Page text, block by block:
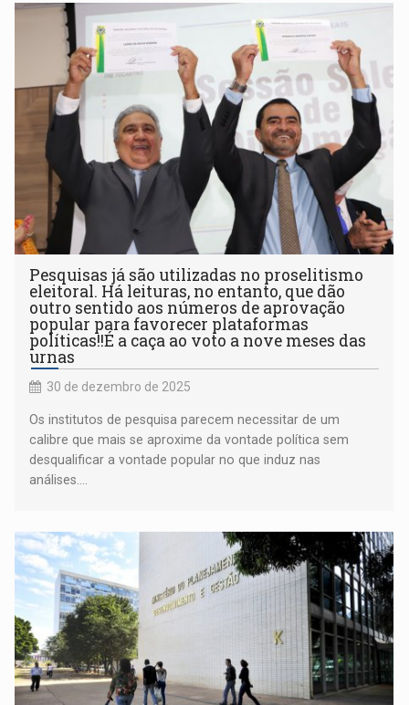
Pesquisas já são utilizadas no proselitismo
eleitoral. Há leituras, no entanto, que dão
outro sentido aos números de aprovação
popular para favorecer plataformas
políticas!!É a caça ao voto a nove meses das
urnas
30 de dezembro de 2025
Os institutos de pesquisa parecem necessitar de um
calibre que mais se aproxime da vontade política sem
desqualificar a vontade popular no que induz nas
análises....